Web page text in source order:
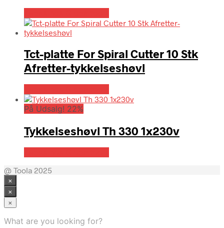
Tct-platte For Spiral Cutter 10 Stk
Afretter-tykkelseshøvl
På Udsalg! 22%
Tykkelseshøvl Th 330 1x230v
@ Toola 2025
×
×
×
What are you looking for?